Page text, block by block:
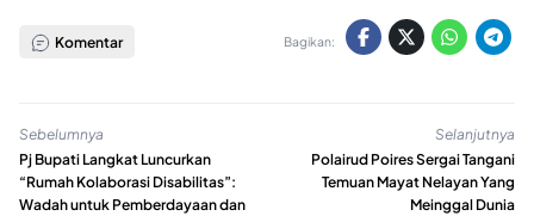
Komentar Bagikan:
Sebelumnya
Pj Bupati Langkat Luncurkan
“Rumah Kolaborasi Disabilitas”:
Wadah untuk Pemberdayaan dan
Selanjutnya
Polairud Poires Sergai Tangani
Temuan Mayat Nelayan Yang
Meinggal Dunia